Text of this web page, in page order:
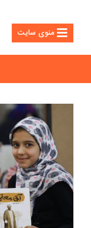
منوی سایت